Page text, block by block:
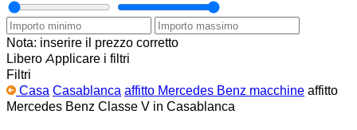
Nota: inserire il prezzo corretto
Libero Applicare i filtri
Filtri
Casa Casablanca affitto Mercedes Benz macchine affitto
Mercedes Benz Classe V in Casablanca